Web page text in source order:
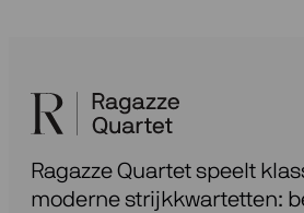
Ragazze Quartet speelt
moderne strijkkwartetten: